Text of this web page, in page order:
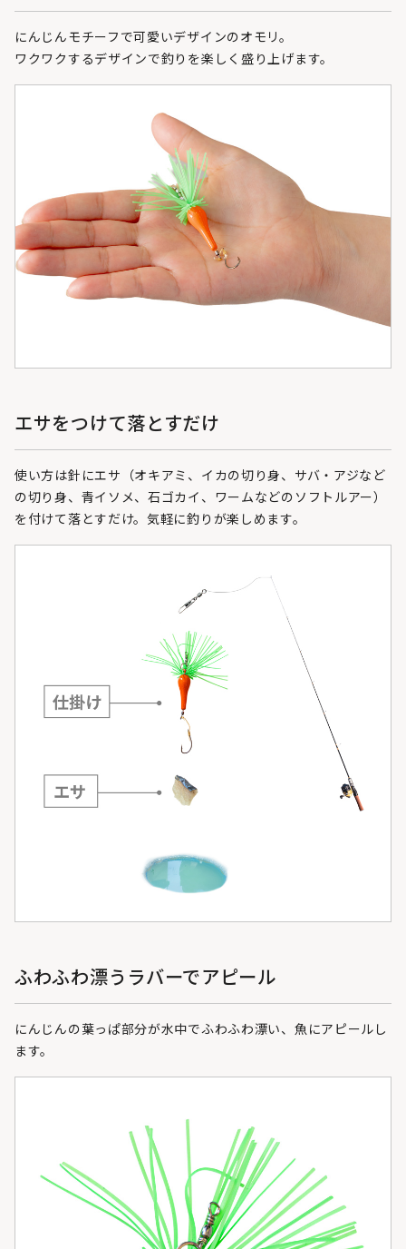
にんじんモチーフで可愛いデザインのオモリ。
ワクワクするデザインで釣りを楽しく盛り上げます。
エサをつけて落とすだけ
使い方は針にエサ（オキアミ、イカの切り身、サバ・アジなど
の切り身、青イソメ、石ゴカイ、ワームなどのソフトルアー）
を付けて落とすだけ。気軽に釣りが楽しめます。
ふわふわ漂うラバーでアピール
にんじんの葉っぱ部分が水中でふわふわ漂い、魚にアピールし
ます。